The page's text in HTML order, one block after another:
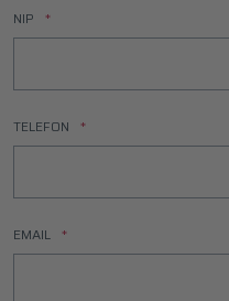
NIP
TELEFON
EMAIL